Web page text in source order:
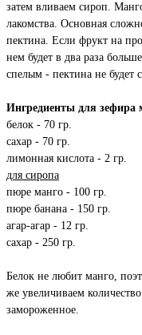
затем вливаем сироп.
лакомства. Основная
пектина. Если фрукт на
нем будет в два раза
спелым - пектина не будет
Ингредиенты для зефира
белок - 70 гр.
сахар - 70 гр.
лимонная кислота - 2 гр.
для сиропа
пюре манго - 100 гр.
пюре банана - 150 гр.
агар-агар - 12 гр.
сахар - 250 гр.
Белок не любит манго,
же увеличиваем
замороженное.